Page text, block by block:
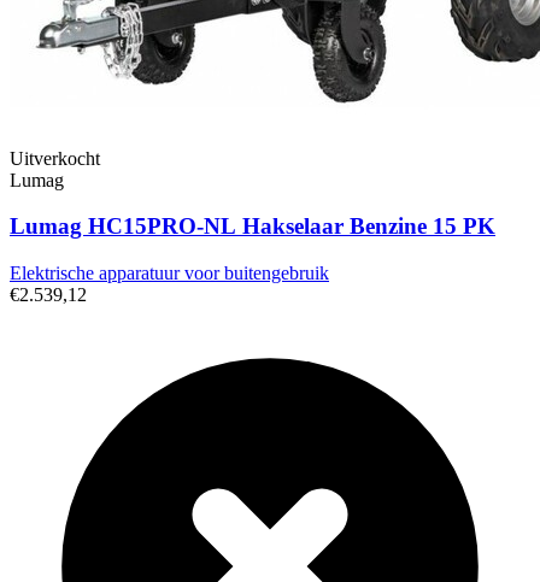
Uitverkocht
Lumag
Lumag HC15PRO-NL Hakselaar Benzine 15 PK
Elektrische apparatuur voor buitengebruik
€2.539,12